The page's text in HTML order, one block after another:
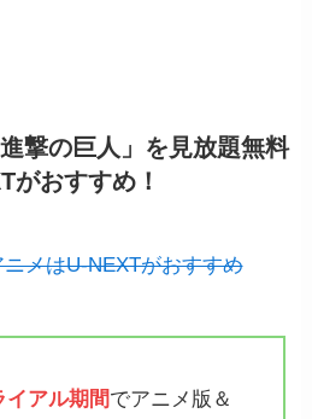
撃の巨人」を見放題無料
がおすすめ！
イアル期間でアニメ版＆